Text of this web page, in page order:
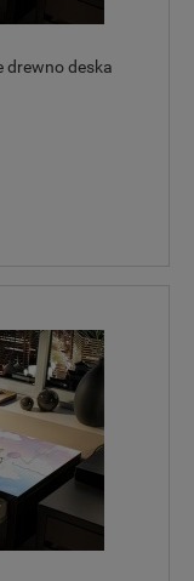
drewno deska